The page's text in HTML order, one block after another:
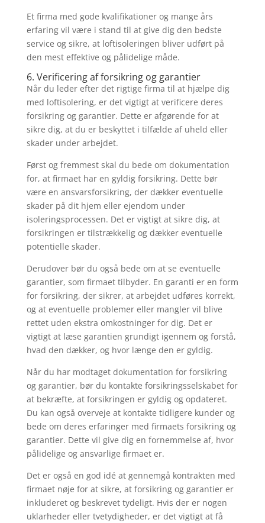
Et firma med gode kvalifikationer og mange års
erfaring vil være i stand til at give dig den bedste
service og sikre, at loftisoleringen bliver udført på
den mest effektive og pålidelige måde.
6. Verificering af forsikring og garantier
Når du leder efter det rigtige firma til at hjælpe dig
med loftisolering, er det vigtigt at verificere deres
forsikring og garantier. Dette er afgørende for at
sikre dig, at du er beskyttet i tilfælde af uheld eller
skader under arbejdet.
Først og fremmest skal du bede om dokumentation
for, at firmaet har en gyldig forsikring. Dette bør
være en ansvarsforsikring, der dækker eventuelle
skader på dit hjem eller ejendom under
isoleringsprocessen. Det er vigtigt at sikre dig, at
forsikringen er tilstrækkelig og dækker eventuelle
potentielle skader.
Derudover bør du også bede om at se eventuelle
garantier, som firmaet tilbyder. En garanti er en form
for forsikring, der sikrer, at arbejdet udføres korrekt,
og at eventuelle problemer eller mangler vil blive
rettet uden ekstra omkostninger for dig. Det er
vigtigt at læse garantien grundigt igennem og forstå,
hvad den dækker, og hvor længe den er gyldig.
Når du har modtaget dokumentation for forsikring
og garantier, bør du kontakte forsikringsselskabet for
at bekræfte, at forsikringen er gyldig og opdateret.
Du kan også overveje at kontakte tidligere kunder og
bede om deres erfaringer med firmaets forsikring og
garantier. Dette vil give dig en fornemmelse af, hvor
pålidelige og ansvarlige firmaet er.
Det er også en god idé at gennemgå kontrakten med
firmaet nøje for at sikre, at forsikring og garantier er
inkluderet og beskrevet tydeligt. Hvis der er nogen
uklarheder eller tvetydigheder, er det vigtigt at få